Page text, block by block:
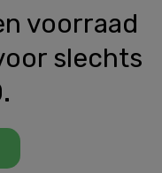
voorraad
slechts